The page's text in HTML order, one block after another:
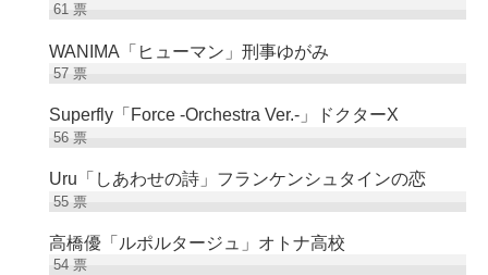
61票
WANIMA「ヒューマン」刑事ゆがみ
57票
Superfly「Force -Orchestra Ver.-」ドクターX
56票
Uru「しあわせの詩」フランケンシュタインの恋
55票
高橋優「ルポルタージュ」オトナ高校
54票